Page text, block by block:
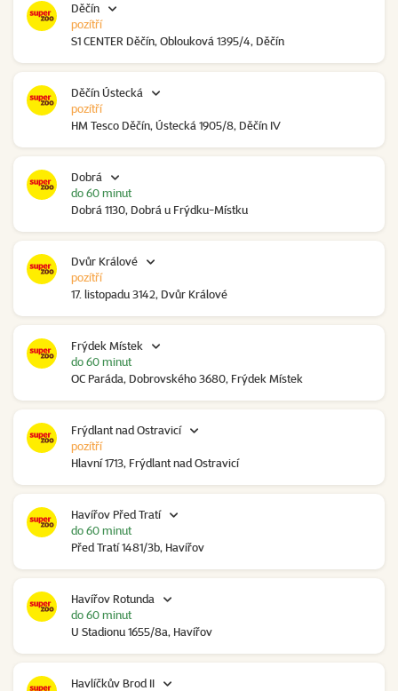
Děčín
S1 CENTER Děčín, Oblouková 1395/4, Děčín
pozítří
Děčín Ústecká
HM Tesco Děčín, Ústecká 1905/8, Děčín IV
pozítří
Dobrá
Dobrá 1130, Dobrá u Frýdku-Místku
do 60 minut
Dvůr Králové
17. listopadu 3142, Dvůr Králové
pozítří
Frýdek Místek
OC Paráda, Dobrovského 3680, Frýdek Místek
do 60 minut
Frýdlant nad Ostravicí
Hlavní 1713, Frýdlant nad Ostravicí
pozítří
Havířov Před Tratí
Před Tratí 1481/3b, Havířov
do 60 minut
Havířov Rotunda
U Stadionu 1655/8a, Havířov
do 60 minut
Havlíčkův Brod II